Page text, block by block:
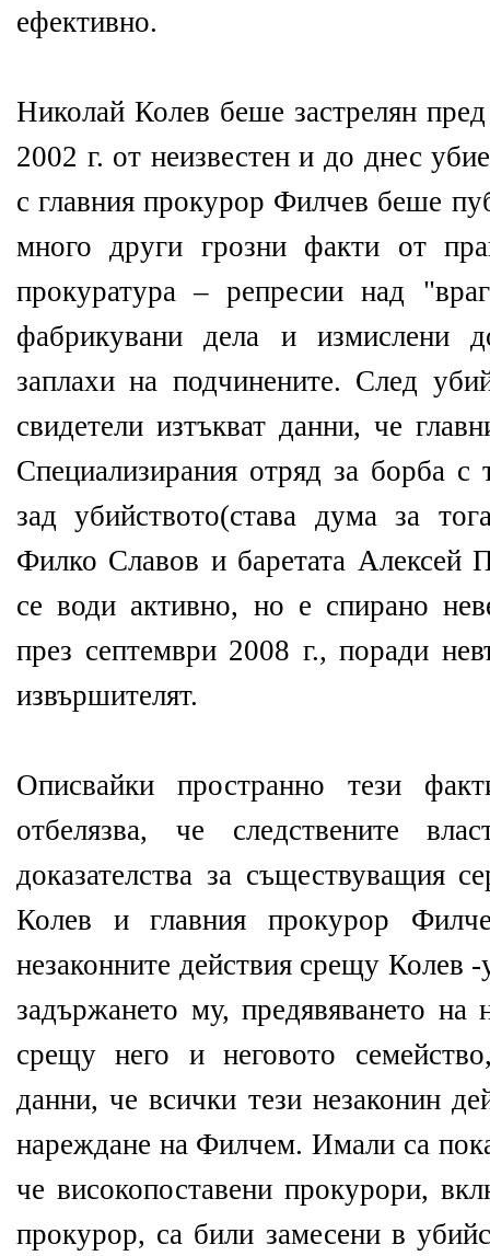
ефективно.
Николай Колев беше застрелян
2002 г. от неизвестен и до днес
с главния прокурор Филчев беше
много други грозни факти от
прокуратура – репресии над
фабрикувани дела и измислени
заплахи на подчинените. След
свидетели изтъкват данни, че
Специализирания отряд за борба
зад убийството(става дума за
Филко Славов и баретата Алексей
се води активно, но е спирано
през септември 2008 г., поради
извършителят.
Описвайки пространно тези
отбелязва, че следствените
доказателства за съществуващия
Колев и главния прокурор
незаконните действия срещу Колев
задържането му, предявяването на
срещу него и неговото
данни, че всички тези незаконин
нареждане на Филчем. Имали са
че високопоставени прокурори,
прокурор, са били замесени в